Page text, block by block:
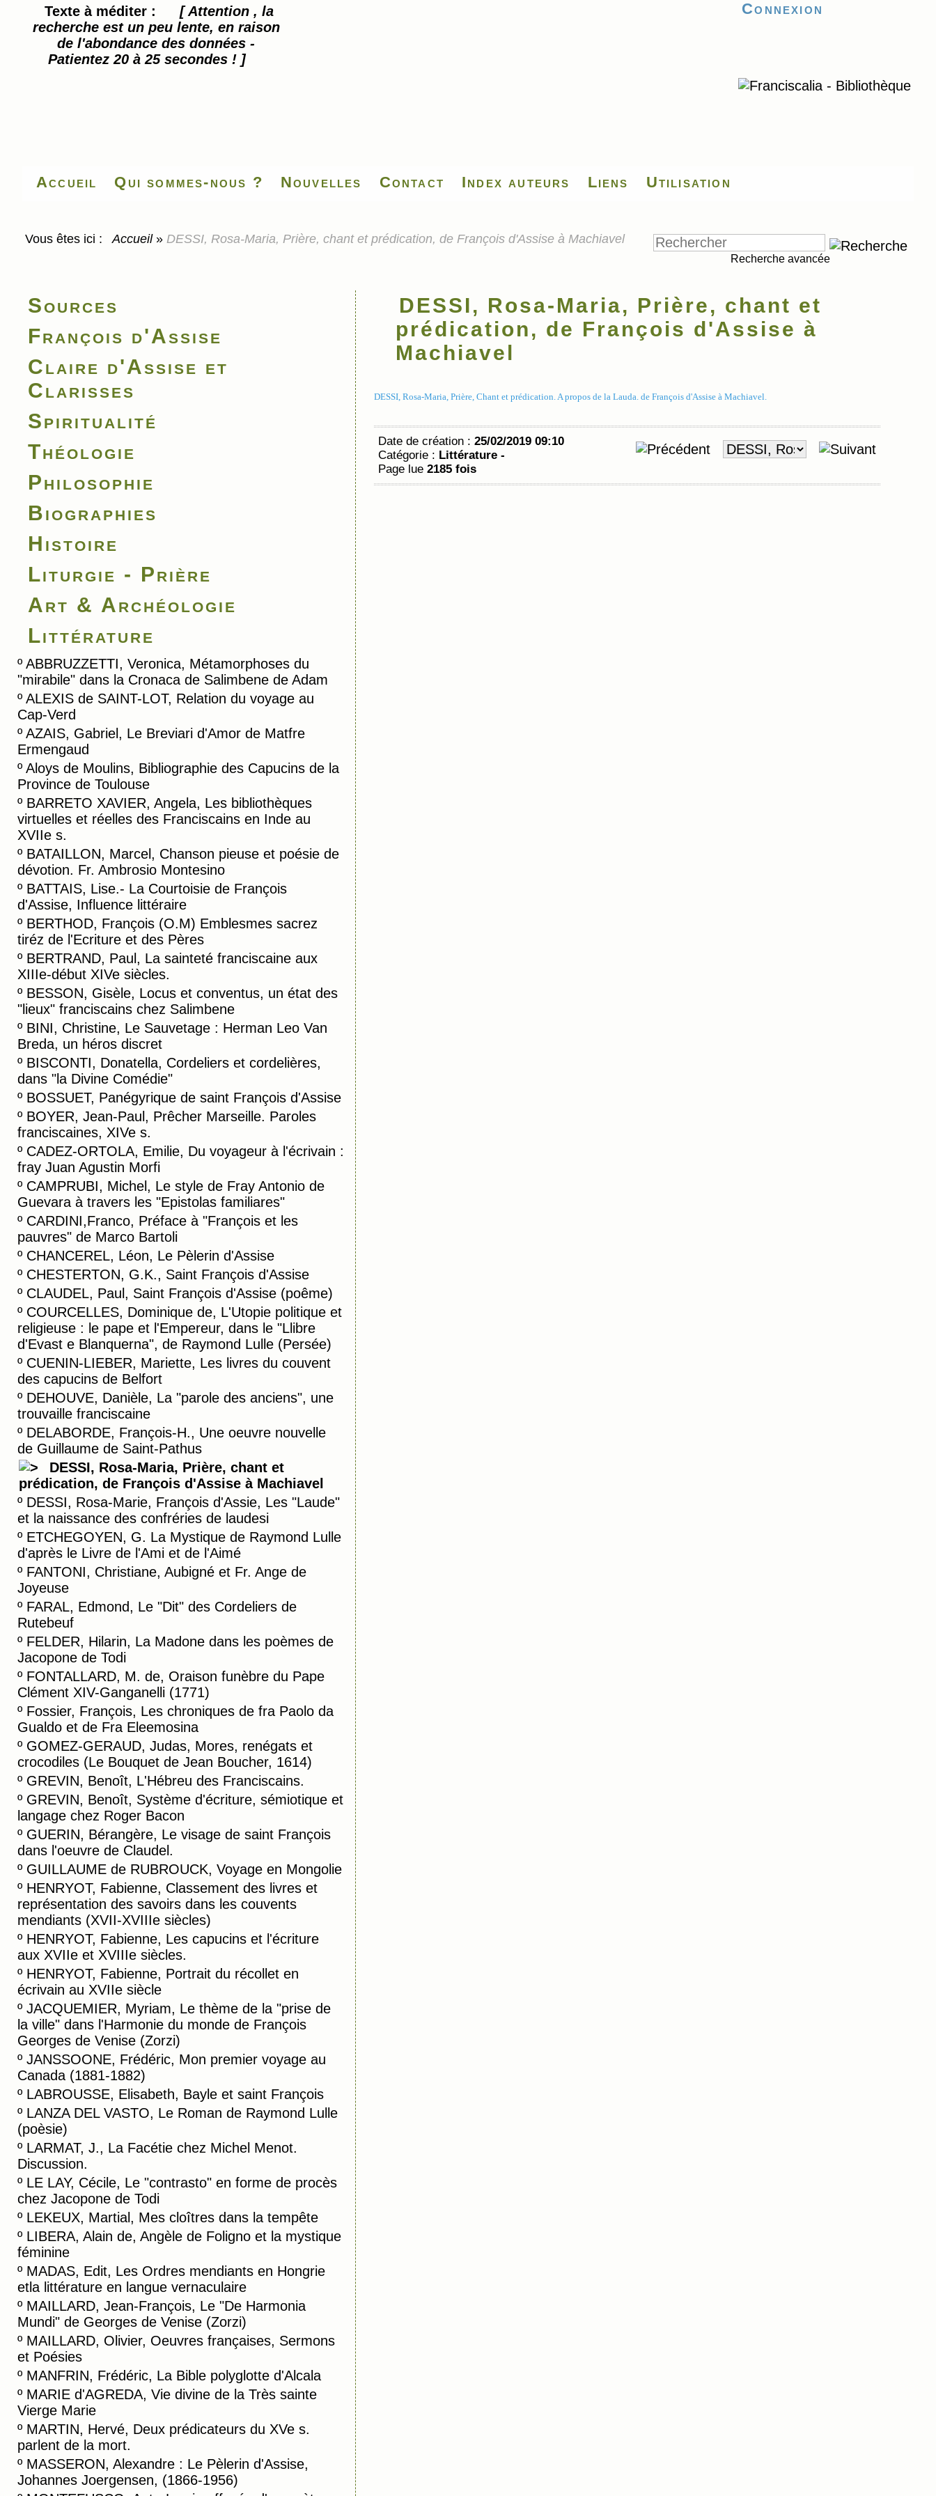
Texte à méditer :
[ Attention , la
recherche est un peu lente, en raison
de l'abondance des données -
Patientez 20 à 25 secondes ! ]
Accueil
Connexion
Qui sommes-nous ? Nouvelles Contact Index auteurs Liens Utilisation
Vous êtes ici : Accueil » DESSI, Rosa-Maria, Prière, chant et prédication, de François d'Assise à Machiavel
Recherche avancée
Sources
François d'Assise
Claire d'Assise et
Clarisses
Spiritualité
Théologie
Philosophie
Biographies
Histoire
Liturgie - Prière
Art & Archéologie
Littérature
º ABBRUZZETTI, Veronica, Métamorphoses du
"mirabile" dans la Cronaca de Salimbene de Adam
º ALEXIS de SAINT-LOT, Relation du voyage au
Cap-Verd
º AZAIS, Gabriel, Le Breviari d'Amor de Matfre
Ermengaud
º Aloys de Moulins, Bibliographie des Capucins de la
Province de Toulouse
º BARRETO XAVIER, Angela, Les bibliothèques
virtuelles et réelles des Franciscains en Inde au
XVIIe s.
º BATAILLON, Marcel, Chanson pieuse et poésie de
dévotion. Fr. Ambrosio Montesino
º BATTAIS, Lise.- La Courtoisie de François
d'Assise, Influence littéraire
º BERTHOD, François (O.M) Emblesmes sacrez
tiréz de l'Ecriture et des Pères
º BERTRAND, Paul, La sainteté franciscaine aux
XIIIe-début XIVe siècles.
º BESSON, Gisèle, Locus et conventus, un état des
"lieux" franciscains chez Salimbene
º BINI, Christine, Le Sauvetage : Herman Leo Van
Breda, un héros discret
º BISCONTI, Donatella, Cordeliers et cordelières,
dans "la Divine Comédie"
º BOSSUET, Panégyrique de saint François d'Assise
º BOYER, Jean-Paul, Prêcher Marseille. Paroles
franciscaines, XIVe s.
º CADEZ-ORTOLA, Emilie, Du voyageur à l'écrivain :
fray Juan Agustin Morfi
º CAMPRUBI, Michel, Le style de Fray Antonio de
Guevara à travers les "Epistolas familiares"
º CARDINI,Franco, Préface à "François et les
pauvres" de Marco Bartoli
º CHANCEREL, Léon, Le Pèlerin d'Assise
º CHESTERTON, G.K., Saint François d'Assise
º CLAUDEL, Paul, Saint François d'Assise (poême)
º COURCELLES, Dominique de, L'Utopie politique et
religieuse : le pape et l'Empereur, dans le "Llibre
d'Evast e Blanquerna", de Raymond Lulle (Persée)
º CUENIN-LIEBER, Mariette, Les livres du couvent
des capucins de Belfort
º DEHOUVE, Danièle, La "parole des anciens", une
trouvaille franciscaine
º DELABORDE, François-H., Une oeuvre nouvelle
de Guillaume de Saint-Pathus
DESSI, Rosa-Maria, Prière, chant et
prédication, de François d'Assise à Machiavel
º DESSI, Rosa-Marie, François d'Assie, Les "Laude"
et la naissance des confréries de laudesi
º ETCHEGOYEN, G. La Mystique de Raymond Lulle
d'après le Livre de l'Ami et de l'Aimé
º FANTONI, Christiane, Aubigné et Fr. Ange de
Joyeuse
º FARAL, Edmond, Le "Dit" des Cordeliers de
Rutebeuf
º FELDER, Hilarin, La Madone dans les poèmes de
Jacopone de Todi
º FONTALLARD, M. de, Oraison funèbre du Pape
Clément XIV-Ganganelli (1771)
º Fossier, François, Les chroniques de fra Paolo da
Gualdo et de Fra Eleemosina
º GOMEZ-GERAUD, Judas, Mores, renégats et
crocodiles (Le Bouquet de Jean Boucher, 1614)
º GREVIN, Benoît, L'Hébreu des Franciscains.
º GREVIN, Benoît, Système d'écriture, sémiotique et
langage chez Roger Bacon
º GUERIN, Bérangère, Le visage de saint François
dans l'oeuvre de Claudel.
º GUILLAUME de RUBROUCK, Voyage en Mongolie
º HENRYOT, Fabienne, Classement des livres et
représentation des savoirs dans les couvents
mendiants (XVII-XVIIIe siècles)
º HENRYOT, Fabienne, Les capucins et l'écriture
aux XVIIe et XVIIIe siècles.
º HENRYOT, Fabienne, Portrait du récollet en
écrivain au XVIIe siècle
º JACQUEMIER, Myriam, Le thème de la "prise de
la ville" dans l'Harmonie du monde de François
Georges de Venise (Zorzi)
º JANSSOONE, Frédéric, Mon premier voyage au
Canada (1881-1882)
º LABROUSSE, Elisabeth, Bayle et saint François
º LANZA DEL VASTO, Le Roman de Raymond Lulle
(poèsie)
º LARMAT, J., La Facétie chez Michel Menot.
Discussion.
º LE LAY, Cécile, Le "contrasto" en forme de procès
chez Jacopone de Todi
º LEKEUX, Martial, Mes cloîtres dans la tempête
º LIBERA, Alain de, Angèle de Foligno et la mystique
féminine
º MADAS, Edit, Les Ordres mendiants en Hongrie
etla littérature en langue vernaculaire
º MAILLARD, Jean-François, Le "De Harmonia
Mundi" de Georges de Venise (Zorzi)
º MAILLARD, Olivier, Oeuvres françaises, Sermons
et Poésies
º MANFRIN, Frédéric, La Bible polyglotte d'Alcala
º MARIE d'AGREDA, Vie divine de la Très sainte
Vierge Marie
º MARTIN, Hervé, Deux prédicateurs du XVe s.
parlent de la mort.
º MASSERON, Alexandre : Le Pèlerin d'Assise,
Johannes Joergensen, (1866-1956)
DESSI, Rosa-Maria, Prière, chant et
prédication, de François d'Assise à
Machiavel
DESSI, Rosa-Maria, Prière, Chant et prédication. A propos de la Lauda. de François d'Assise à Machiavel.
Date de création : 25/02/2019 09:10
Catégorie : Littérature -
Page lue 2185 fois